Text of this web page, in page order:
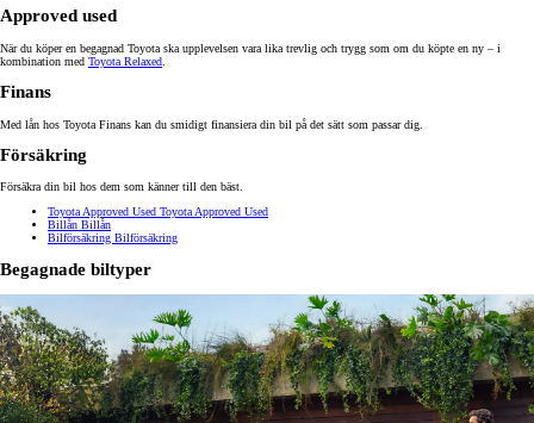
Approved used
När du köper en begagnad Toyota ska upplevelsen vara lika trevlig och trygg som om du köpte en ny – i
kombination med Toyota Relaxed
Finans
Med lån hos Toyota Finans kan du smidigt finansiera din bil på det sätt som passar dig.
Försäkring
Försäkra din bil hos dem som känner till den bäst.
Toyota Approved Used Toyota Approved Used
Billån Billån
Bilförsäkring Bilförsäkring
Begagnade biltyper